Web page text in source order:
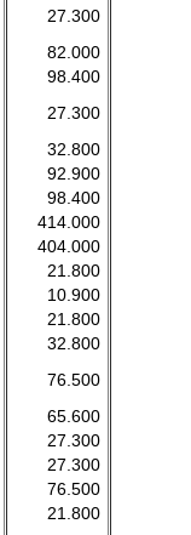
27.300
82.000
98.400
27.300
32.800
92.900
98.400
414.000
404.000
21.800
10.900
21.800
32.800
76.500
65.600
27.300
27.300
76.500
21.800